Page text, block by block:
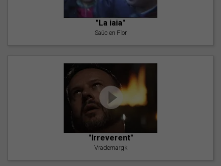
"La iaia"
Saüc en Flor
"Irreverent"
Vrademargk